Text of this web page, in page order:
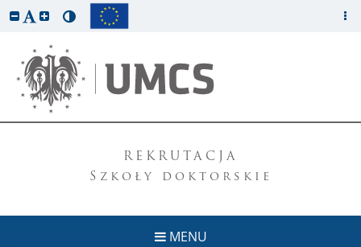
REKRUTACJA
Szkoły doktorskie
MENU